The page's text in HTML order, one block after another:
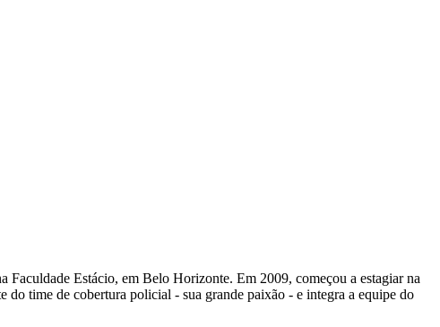
Estácio, em Belo Horizonte. Em 2009, começou a estagiar na
time de cobertura policial - sua grande paixão - e integra a equipe do